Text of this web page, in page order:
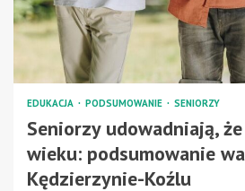
EDUKACJA PODSUMOWANIE SENIORZY
Seniorzy udowadniają,
wieku: podsumowanie
Kędzierzynie-Koźlu